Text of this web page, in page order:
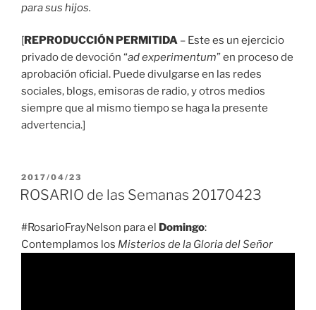
para sus hijos.
[REPRODUCCIÓN PERMITIDA – Este es un ejercicio
privado de devoción “ad experimentum” en proceso de
aprobación oficial. Puede divulgarse en las redes
sociales, blogs, emisoras de radio, y otros medios
siempre que al mismo tiempo se haga la presente
advertencia.]
PUBLICADO
EL
2017/04/23
ROSARIO de las Semanas 20170423
#RosarioFrayNelson para el Domingo:
Contemplamos los Misterios de la Gloria del Señor